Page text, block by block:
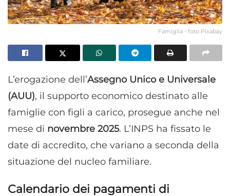
Famiglia - foto Pixabay
L’erogazione dell’Assegno Unico e Universale
(AUU), il supporto economico destinato alle
famiglie con figli a carico, prosegue anche nel
mese di novembre 2025. L’INPS ha fissato le
date di accredito, che variano a seconda della
situazione del nucleo familiare.
Calendario dei pagamenti di